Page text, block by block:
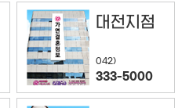
대전지점
042)
333-5000